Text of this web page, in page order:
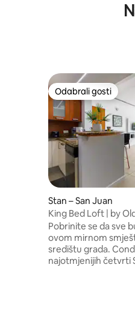
Odabrali gosti
Odabrali gosti
Stan – San Juan
King Bed Loft | by
Beach | Bazen
Pobrinite se da sve
ovom mirnom
središtu grada.
najotmjenijih četvrti